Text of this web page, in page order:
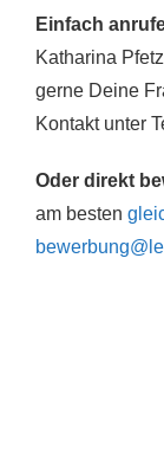
Ein­fach
Katha­ri­na
ger­ne Dei­ne
Kon­takt unter
Oder direkt
am bes­ten